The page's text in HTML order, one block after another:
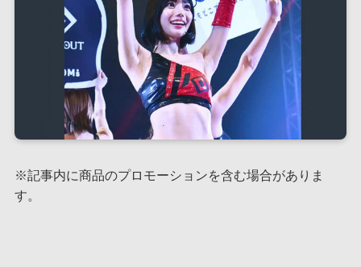
※記事内に商品のプロモーションを含む場合がありま
す。